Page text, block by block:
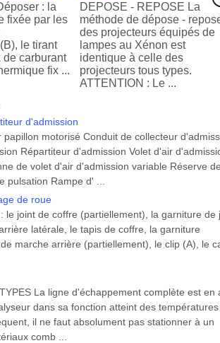
: la
fixée par les
le tirant
de carburant
fix ...
DEPOSE - REPOSE La
méthode de dépose -
des projecteurs équipés de
lampes au Xénon est
identique à celle des
projecteurs tous types.
ATTENTION : Le ...
d'admission
papillon motorisé Conduit de collecteur
Répartiteur d'admission Volet d'air
de volet d'air d'admission variable Réserve
pulsation Rampe d' ...
de roue
le joint de coffre (partiellement), la garniture de
latérale, le tapis de coffre, la garniture
marche arrière (partiellement), le clip (A), le
La ligne d'échappement complète est en
dans sa fonction atteint des températures
il ne faut absolument pas stationner à un
comb ...